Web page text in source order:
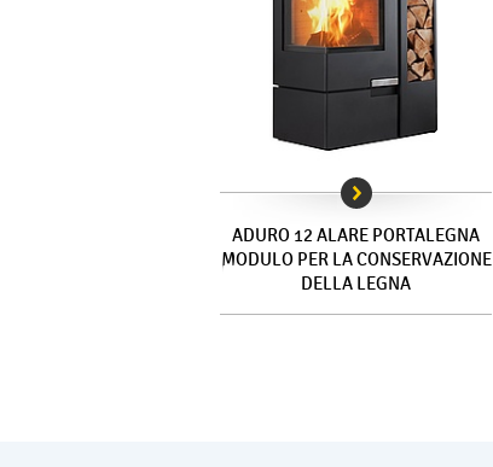
ADURO 12 ALARE PORTALEGNA
MODULO PER LA CONSERVAZIONE
DELLA LEGNA